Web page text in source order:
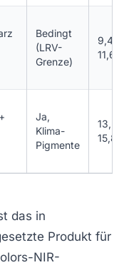
Bedingt
(LRV-
Grenze)
9,40
Ja,
Klima-
Pigmente
das in
Produkt für
NIR-